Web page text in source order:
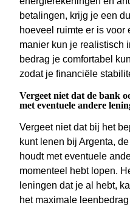
betalingen, krijg je een
hoeveel ruimte er is voor
manier kun je realistisch
bedrag je comfortabel
zodat je financiële
Vergeet niet dat de bank
met eventuele andere
Vergeet niet dat bij het
kunt lenen bij Argenta,
houdt met eventuele
momenteel hebt lopen.
leningen dat je al hebt,
het maximale